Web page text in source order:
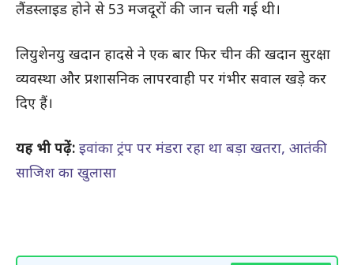
लैंडस्लाइड होने से 53 मजदूरों की जान चली गई थी।
लियुशेनयु खदान हादसे ने एक बार फिर चीन की खदान सुरक्षा
व्यवस्था और प्रशासनिक लापरवाही पर गंभीर सवाल खड़े कर
दिए हैं।
यह भी पढ़ें: इवांका ट्रंप पर मंडरा रहा था बड़ा खतरा, आतंकी
साजिश का खुलासा